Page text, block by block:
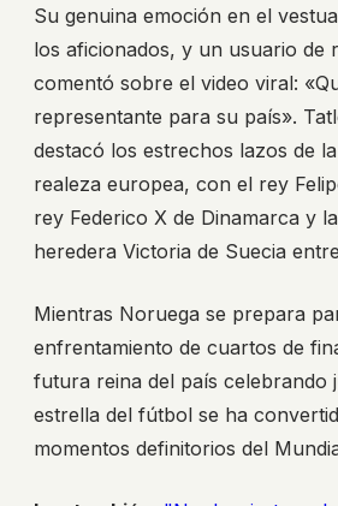
Su genuina emoción en el
los aficionados, y un usuario de
comentó sobre el video viral:
representante para su país».
destacó los estrechos lazos de
realeza europea, con el rey
rey Federico X de Dinamarca y
heredera Victoria de Suecia
Mientras Noruega se prepara
enfrentamiento de cuartos de
futura reina del país celebrando
estrella del fútbol se ha
momentos definitorios del